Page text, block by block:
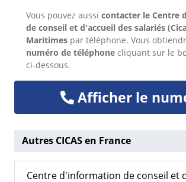
Vous pouvez aussi contacter le Centre
de conseil et d'accueil des salariés
Maritimes par téléphone. Vous
numéro de téléphone cliquant sur le
ci-dessous.
Afficher le
Autres CICAS en France
Centre d'information de conseil et